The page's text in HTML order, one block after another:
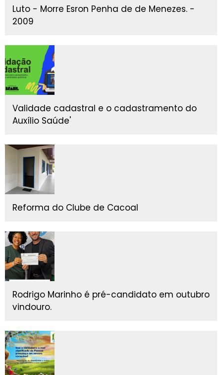
Luto - Morre Esron Penha de de Menezes. -
2009
Validade cadastral e o cadastramento do
Auxílio Saúde'
Reforma do Clube de Cacoal
Rodrigo Marinho é pré-candidato em outubro
vindouro.